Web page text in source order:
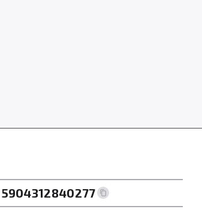
5904312840277